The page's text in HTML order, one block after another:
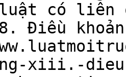
luật có liên
Điều
xiii.-